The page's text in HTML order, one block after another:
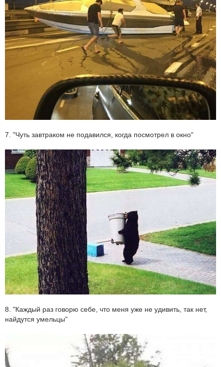
7. "Чуть завтраком не подавился, когда посмотрел в окно"
8. "Каждый раз говорю себе, что меня уже не удивить, так нет,
найдутся умельцы"